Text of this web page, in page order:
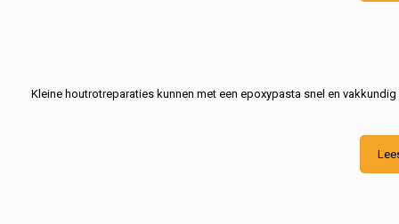
Kleine houtrotreparaties kunnen met een epoxypasta snel en